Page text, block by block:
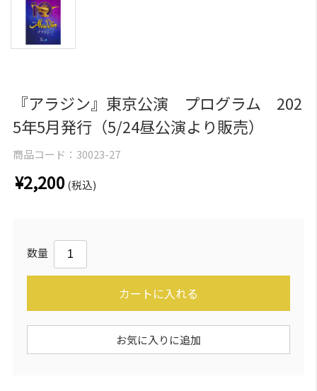
『アラジン』東京公演 プログラム 202
5年5月発行（5/24昼公演より販売）
商品コード： 30023-27
¥2,200 (税込)
数量
カートに入れる
お気に入りに追加